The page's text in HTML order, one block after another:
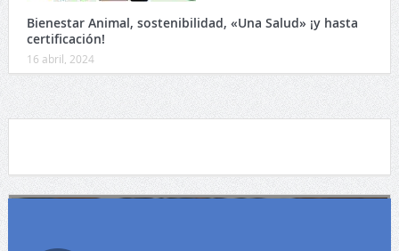
Bienestar Animal, sostenibilidad, «Una Salud» ¡y hasta
certificación!
16 abril, 2024